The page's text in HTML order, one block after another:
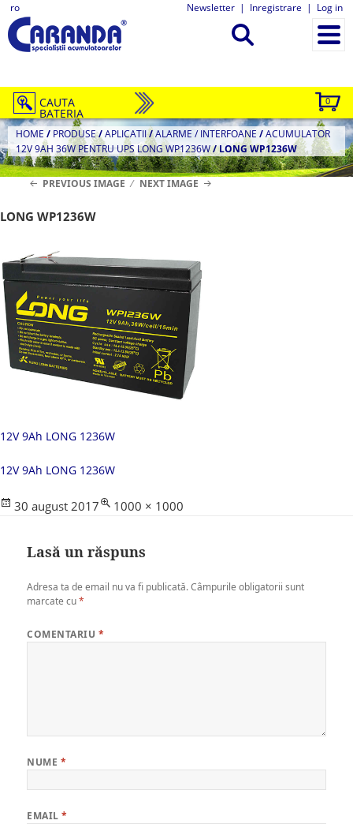
ro Newsletter | Inregistrare | Log in
0
CAUTA
BATERIA
HOME / PRODUSE/APLICATII/ALARME / INTERFOANE /ACUMULATOR
12V 9AH 36W PENTRU UPS LONG WP1236W/LONG WP1236W
PREVIOUS IMAGE NEXT IMAGE
LONG WP1236W
12V 9Ah LONG 1236W
12V 9Ah LONG 1236W
Posted
30 august 2017
Full
1000 × 1000
Lasă un răspuns
Adresa ta de email nu va fi publicată. Câmpurile obligatorii sunt
marcate cu*
COMENTARIU *
NUME *
EMAIL*